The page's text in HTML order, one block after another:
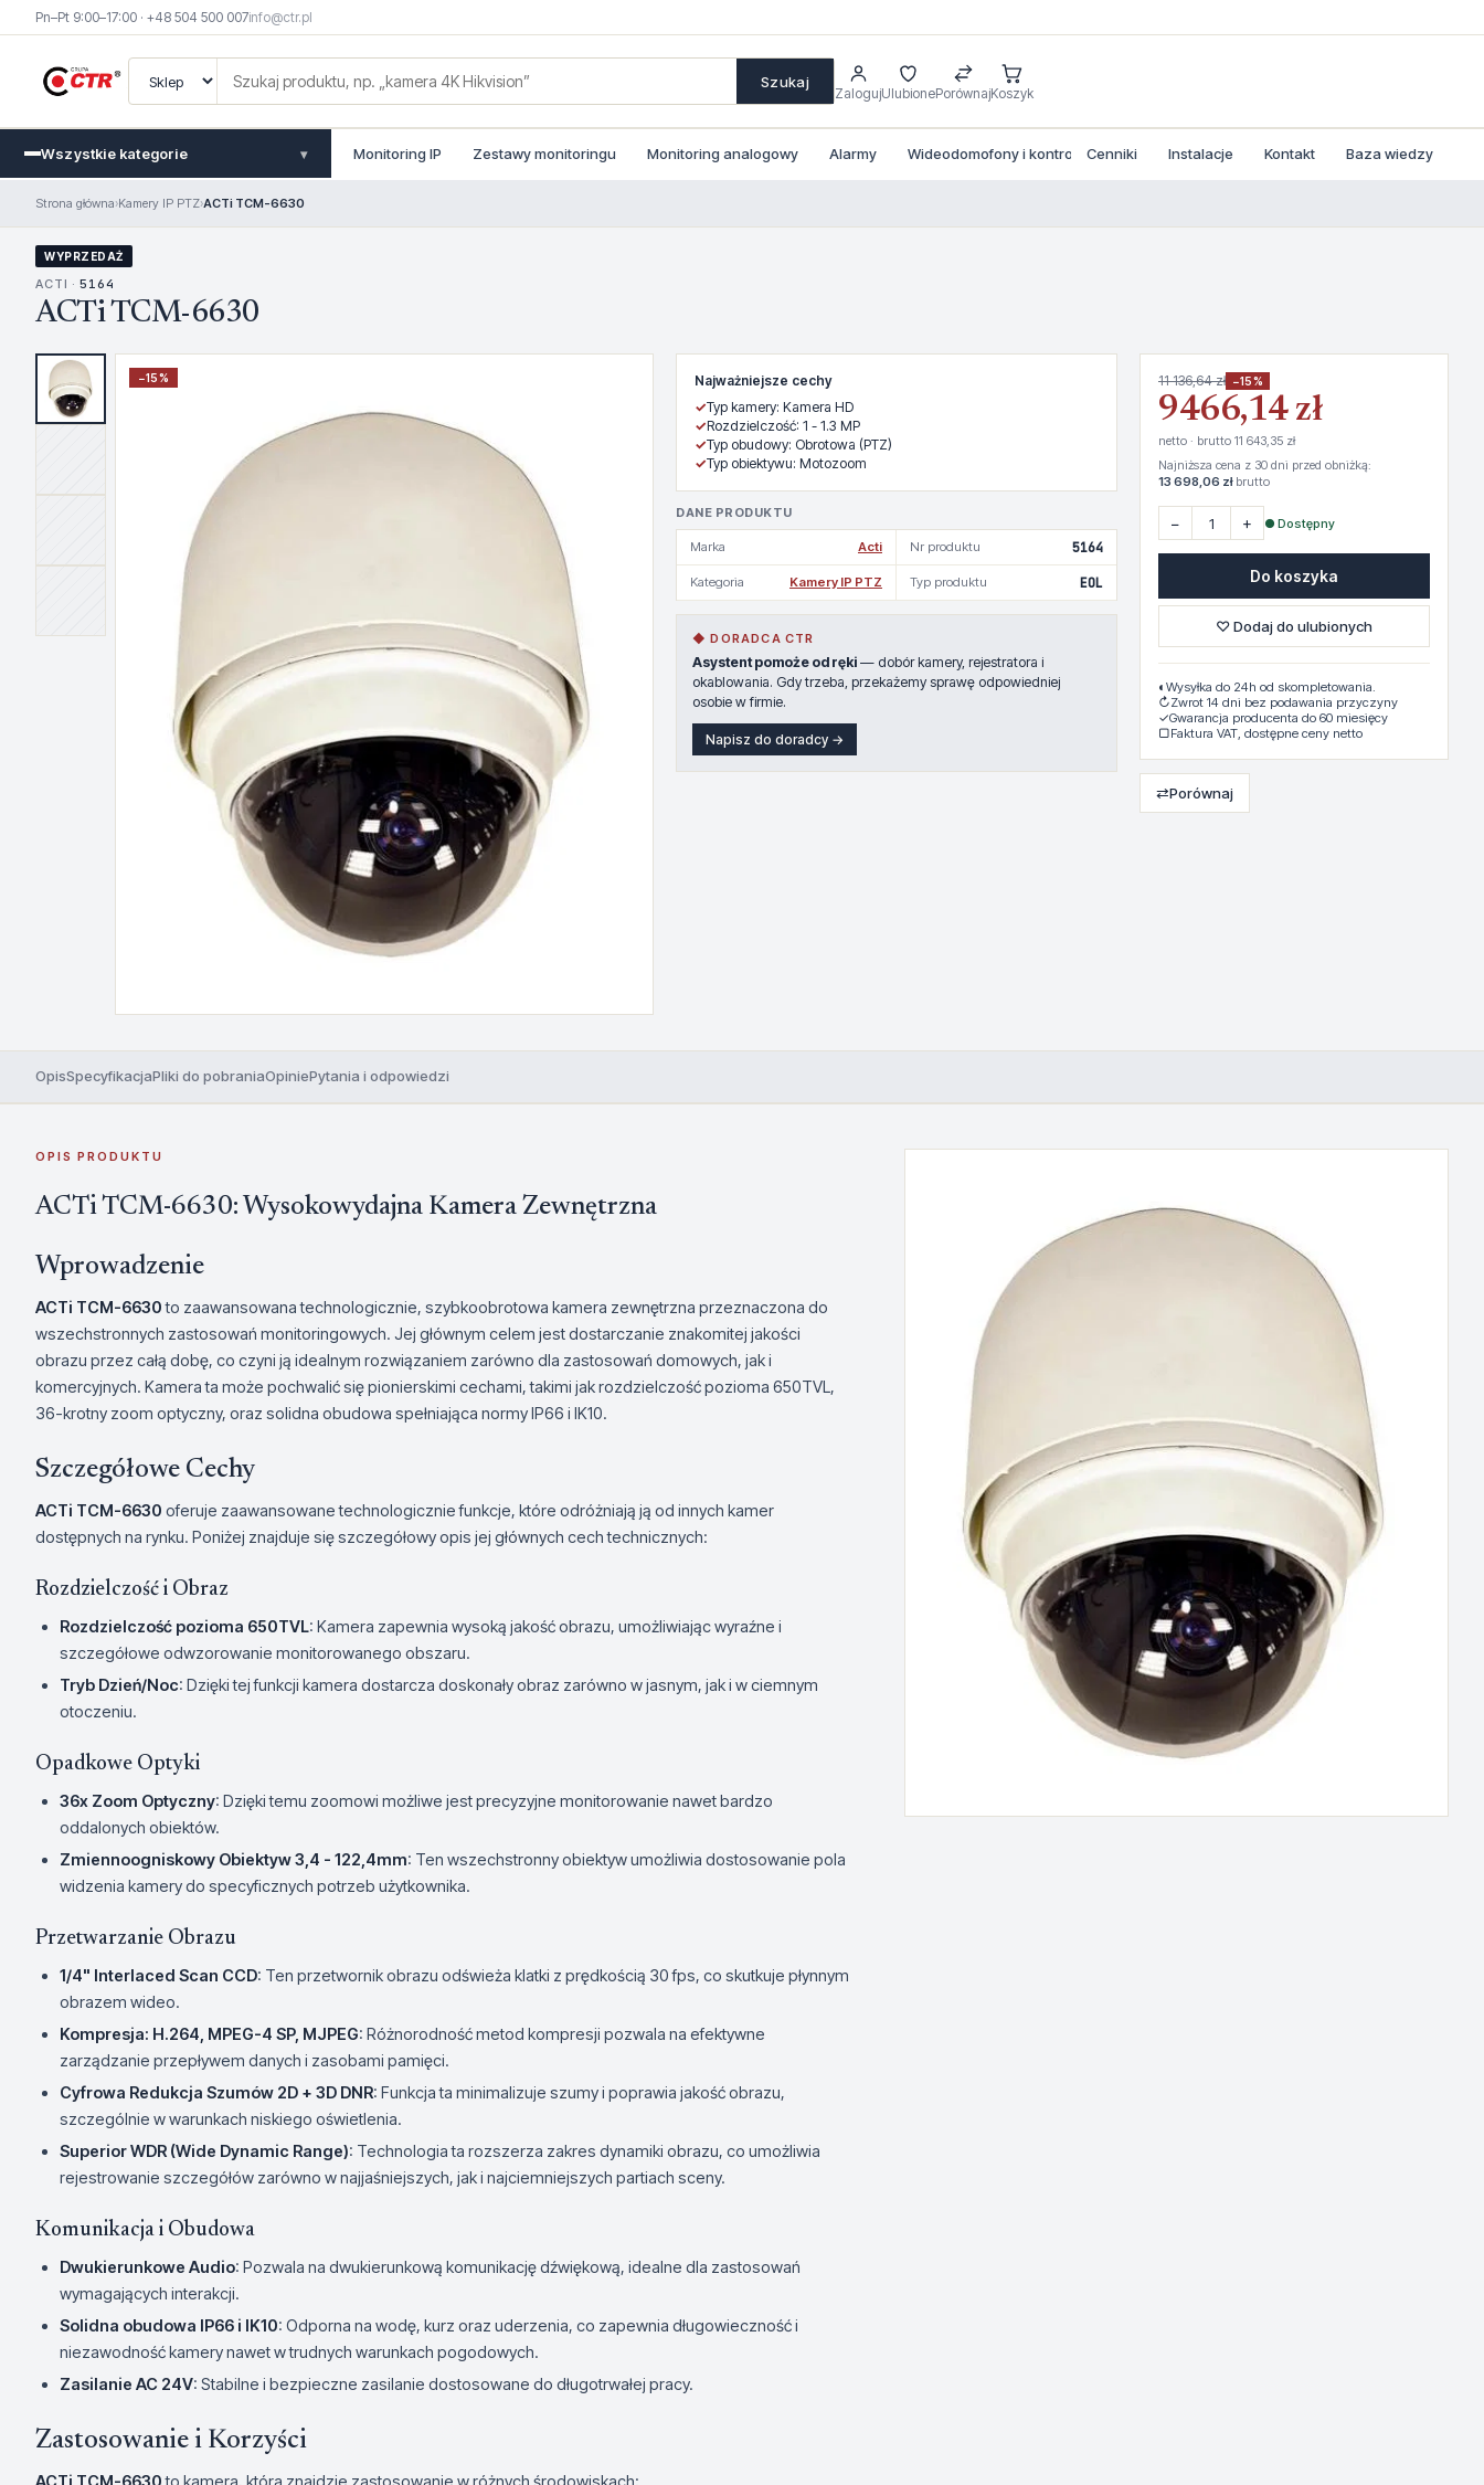
Pn–Pt 9:00–17:00 · +48 504 500 007info@ctr.pl
Szukaj
ZalogujUlubionePorównajKoszyk
Wszystkie kategorie ▾ Monitoring IP Zestawy monitoringu Monitoring analogowy Alarmy Wideodomofony i kontrola dostepu
Cenniki Instalacje Kontakt Baza wiedzy
Strona główna›Kamery IP PTZ›ACTi TCM-6630
WYPRZEDAŻ
ACTI · 5164
ACTi TCM-6630
−15%
Najważniejsze cechy
✓Typ kamery: Kamera HD
✓Rozdzielczość: 1 - 1.3 MP
✓Typ obudowy: Obrotowa (PTZ)
✓Typ obiektywu: Motozoom
DANE PRODUKTU
Marka Acti Nr produktu 5164
Kategoria Kamery IP PTZ Typ produktu EOL
◆ DORADCA CTR
Asystent pomoże od ręki — dobór kamery, rejestratora i
okablowania. Gdy trzeba, przekażemy sprawę odpowiedniej
osobie w firmie.
Napisz do doradcy →
11 136,64 zł −15%
9466,14 zł
netto · brutto 11 643,35 zł
Najniższa cena z 30 dni przed obniżką:
13 698,06 złbrutto
− + ● Dostępny
Do koszyka
♡ Dodaj do ulubionych
◐ Wysyłka do 24h od skompletowania.
↻Zwrot 14 dni bez podawania przyczyny
✓Gwarancja producenta do 60 miesięcy
▢Faktura VAT, dostępne ceny netto
⇄Porównaj
OpisSpecyfikacjaPliki do pobraniaOpiniePytania i odpowiedzi
OPIS PRODUKTU
ACTi TCM-6630: Wysokowydajna Kamera Zewnętrzna
Wprowadzenie
ACTi TCM-6630to zaawansowana technologicznie, szybkoobrotowa kamera zewnętrzna przeznaczona do
wszechstronnych zastosowań monitoringowych. Jej głównym celem jest dostarczanie znakomitej jakości
obrazu przez całą dobę, co czyni ją idealnym rozwiązaniem zarówno dla zastosowań domowych, jak i
komercyjnych. Kamera ta może pochwalić się pionierskimi cechami, takimi jak rozdzielczość pozioma 650TVL,
36-krotny zoom optyczny, oraz solidna obudowa spełniająca normy IP66 i IK10.
Szczegółowe Cechy
ACTi TCM-6630 oferuje zaawansowane technologicznie funkcje, które odróżniają ją od innych kamer
dostępnych na rynku. Poniżej znajduje się szczegółowy opis jej głównych cech technicznych:
Rozdzielczość i Obraz
Rozdzielczość pozioma 650TVL: Kamera zapewnia wysoką jakość obrazu, umożliwiając wyraźne i
szczegółowe odwzorowanie monitorowanego obszaru.
Tryb Dzień/Noc: Dzięki tej funkcji kamera dostarcza doskonały obraz zarówno w jasnym, jak i w ciemnym
otoczeniu.
Opadkowe Optyki
36x Zoom Optyczny: Dzięki temu zoomowi możliwe jest precyzyjne monitorowanie nawet bardzo
oddalonych obiektów.
Zmiennoogniskowy Obiektyw 3,4 - 122,4mm: Ten wszechstronny obiektyw umożliwia dostosowanie pola
widzenia kamery do specyficznych potrzeb użytkownika.
Przetwarzanie Obrazu
1/4" Interlaced Scan CCD: Ten przetwornik obrazu odświeża klatki z prędkością 30 fps, co skutkuje płynnym
obrazem wideo.
Kompresja: H.264, MPEG-4 SP, MJPEG: Różnorodność metod kompresji pozwala na efektywne
zarządzanie przepływem danych i zasobami pamięci.
Cyfrowa Redukcja Szumów 2D + 3D DNR: Funkcja ta minimalizuje szumy i poprawia jakość obrazu,
szczególnie w warunkach niskiego oświetlenia.
Superior WDR (Wide Dynamic Range): Technologia ta rozszerza zakres dynamiki obrazu, co umożliwia
rejestrowanie szczegółów zarówno w najjaśniejszych, jak i najciemniejszych partiach sceny.
Komunikacja i Obudowa
Dwukierunkowe Audio: Pozwala na dwukierunkową komunikację dźwiękową, idealne dla zastosowań
wymagających interakcji.
Solidna obudowa IP66 i IK10: Odporna na wodę, kurz oraz uderzenia, co zapewnia długowieczność i
niezawodność kamery nawet w trudnych warunkach pogodowych.
Zasilanie AC 24V: Stabilne i bezpieczne zasilanie dostosowane do długotrwałej pracy.
Zastosowanie i Korzyści